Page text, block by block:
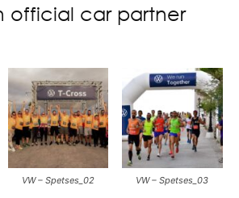
official car partner
VW – Spetses_02 VW – Spetses_03